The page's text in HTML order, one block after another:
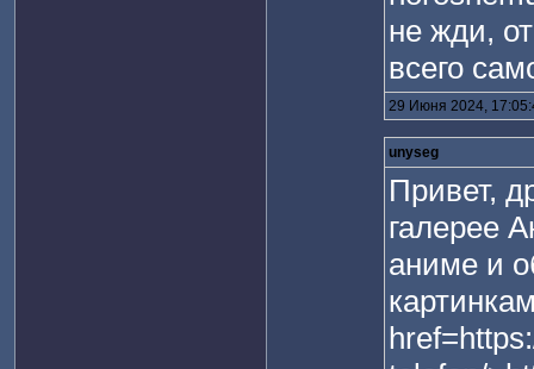
не жди,
всего
29 Июня 2024,
unyseg
Привет,
галерее
аниме и